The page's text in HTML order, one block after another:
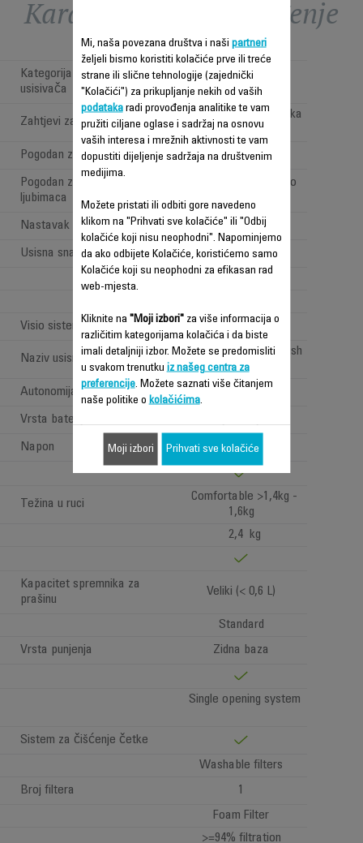
Karakteristike - Poređenje
Kategorija bežičnih štapnih
usisivača
Cordless Versatile
Zahtjevi za čišćenje
Pod, namještaj i visoka
poručja
Pogodan za alergične osobe
Ne
Pogodan za vlasnike kućnih
ljubimaca
Da (sa Animal Turbo
četkom)
Nastavak za automobil
Usisna snaga (Air Watt)
Dobra (<100AW)
Visio sistem: "LED rasvjeta"
Naziv usisne glave
All types of floor brush
Autonomija Dugo (40min - 1h)
Vrsta baterije
Napon 18V
Težina u ruci
Comfortable >1,4kg -
1,6kg
2,4 kg
Kapacitet spremnika za
prašinu
Veliki (< 0,6 L)
Standard
Vrsta punjenja
Zidna baza
Single opening system
Sistem za čišćenje četke
Washable filters
Broj filtera
1
Foam Filter
>=94% filtration
Mi, naša povezana društva i naši partneri
željeli bismo koristiti kolačiće prve ili treće
strane ili slične tehnologije (zajednički
"Kolačići") za prikupljanje nekih od vaših
podatakaradi provođenja analitike te vam
pružiti ciljane oglase i sadržaj na osnovu
vaših interesa i mrežnih aktivnosti te vam
dopustiti dijeljenje sadržaja na društvenim
medijima.
Možete pristati ili odbiti gore navedeno
klikom na "Prihvati sve kolačiće" ili "Odbij
kolačiće koji nisu neophodni". Napominjemo
da ako odbijete Kolačiće, koristićemo samo
Kolačiće koji su neophodni za efikasan rad
web-mjesta.
Kliknite na "Moji izbori"za više informacija o
različitim kategorijama kolačića i da biste
imali detaljniji izbor. Možete se predomisliti
u svakom trenutku iz našeg centra za
preferencije. Možete saznati više čitanjem
naše politike o kolačićima.
Moji izbori Prihvati sve kolačiće